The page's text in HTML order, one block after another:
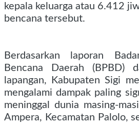
kepala keluarga atau 6.412
bencana tersebut.
Berdasarkan laporan
Bencana Daerah (BPBD)
lapangan, Kabupaten Sigi
mengalami dampak paling
meninggal dunia masing-
Ampera, Kecamatan Palolo,